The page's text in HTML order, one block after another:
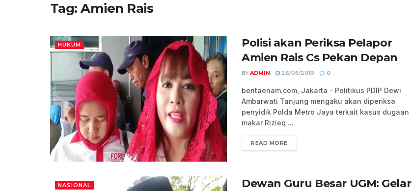
Tag:Amien Rais
HUKUM
Polisi akan Periksa Pelapor
Amien Rais Cs Pekan Depan
BY ADMIN 26/05/2019 0
beritaenam.com, Jakarta - Politikus PDIP Dewi
Ambarwati Tanjung mengaku akan diperiksa
penyidik Polda Metro Jaya terkait kasus dugaan
makar Rizieq ...
READ MORE
NASIONAL
Dewan Guru Besar UGM: Gelar